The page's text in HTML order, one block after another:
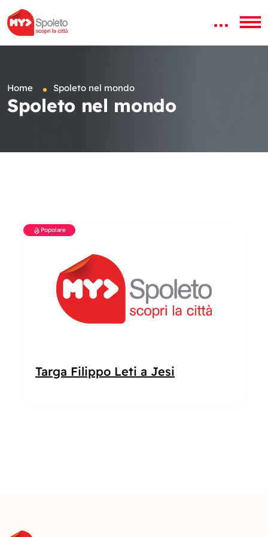
Home Spoleto nel mondo
Spoleto nel mondo
Popolare
Targa Filippo Leti a Jesi